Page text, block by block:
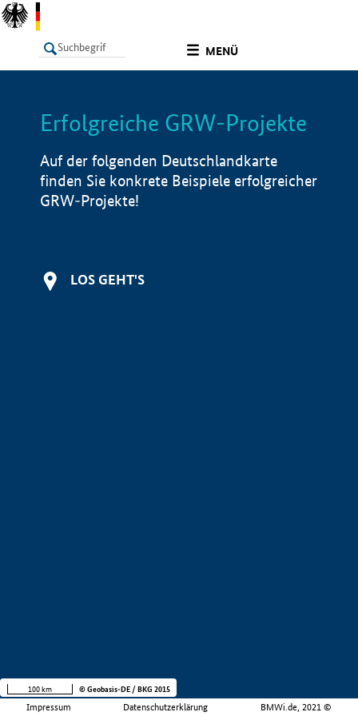
MENÜ
LISTE Info
Erfolgreiche GRW-Projekte
Auf der folgenden Deutschlandkarte
finden Sie konkrete Beispiele erfolgreicher
GRW-Projekte!
LOS GEHT'S
Impressum Datenschutzerklärung BMWi.de, 2021 ©
100 km © Geobasis-DE / BKG 2015